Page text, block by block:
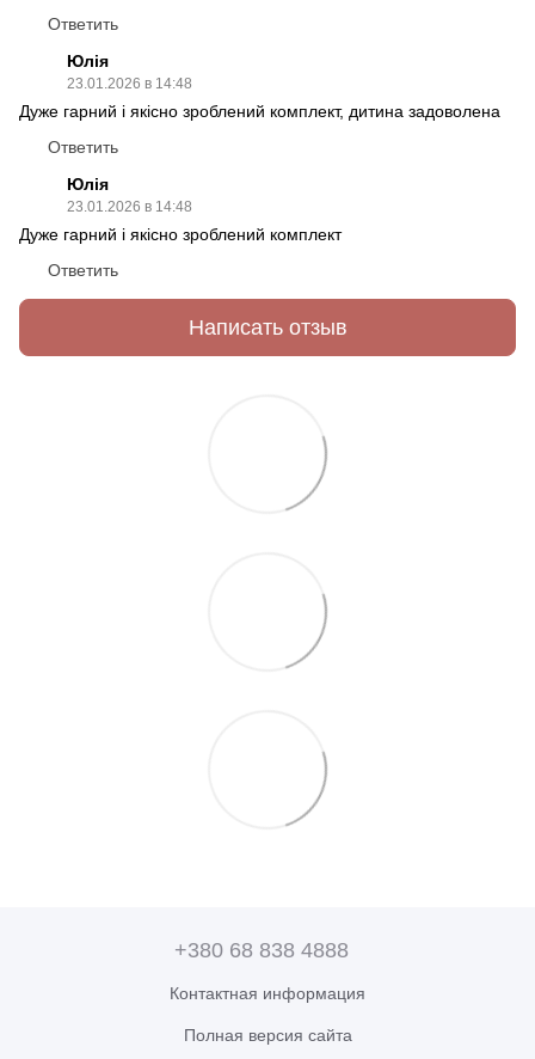
Ответить
Юлія
23.01.2026 в 14:48
Дуже гарний і якісно зроблений комплект, дитина задоволена
Ответить
Юлія
23.01.2026 в 14:48
Дуже гарний і якісно зроблений комплект
Ответить
Написать отзыв
+380 68 838 4888
Контактная информация
Полная версия сайта